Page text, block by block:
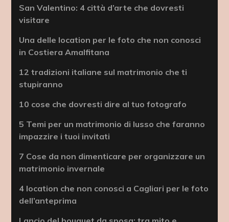
San Valentino: 4 città d’arte che dovresti
visitare
Una delle location per le foto che non conosci
in Costiera Amalfitana
12 tradizioni italiane sul matrimonio che ti
stupiranno
10 cose che dovresti dire al tuo fotografo
5 Temi per un matrimonio di lusso che faranno
impazzire i tuoi invitati
7 Cose da non dimenticare per organizzare un
matrimonio invernale
4 location che non conosci a Cagliari per le foto
dell’anteprima